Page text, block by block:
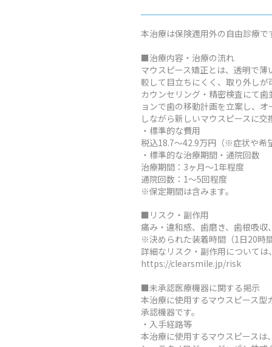
本治療は保険適用外の自由診療で
■治療内容・治療の流れ
マウスピース矯正とは、透明で
較して目立ちにくく、取り外しが
カウンセリング・精密検査にて
ョンで歯の移動計画を立案し、
しながら新しいマウスピースに
・標準的な費用
税込18.7～42.9万円（※症状や希
・標準的な治療期間・通院回数
治療期間：3ヶ月～1年程度
通院回数：1～5回程度
※保定期間は含みます。
■リスク・副作用
痛み・違和感、歯磨き、歯根吸
※決められた装着時間（1日20時
詳細なリスク・副作用について
https://clearsmile.jp/risk
■未承認医療機器に関する掲示
本治療に使用するマウスピース
承認機器です。
・入手経路等
本治療に使用するマウスピース